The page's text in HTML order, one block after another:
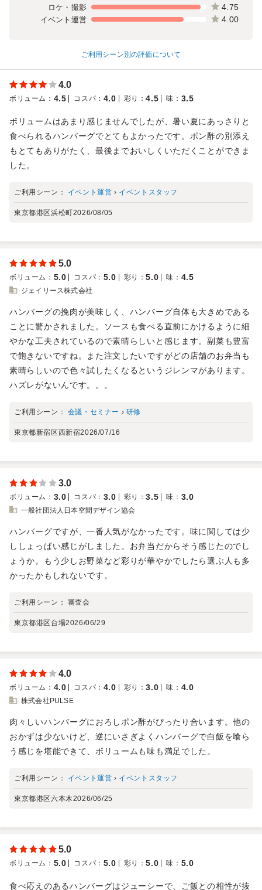
ロケ・撮影 4.75
イベント運営 4.00
ご利用シーン別の評価について
4.0
ボリューム ： 4.5 コスパ ： 4.0 彩り ：4.5 味 ： 3.5
ボリュームはあまり感じませんでしたが、暑い夏にあっさりと
食べられるハンバーグでとてもよかったです。ポン酢の別添え
もとてもありがたく、最後までおいしくいただくことができま
した。
ご利用シーン： イベント運営 › イベントスタッフ
東京都港区浜松町2026/08/05
5.0
ボリューム ： 5.0 コスパ ： 5.0 彩り ：5.0 味 ： 4.5
ジェイリース株式会社
ハンバーグの挽肉が美味しく、ハンバーグ自体も大きめである
ことに驚かされました。ソースも食べる直前にかけるように細
やかな工夫されているので素晴らしいと感じます。副菜も豊富
で飽きないですね。また注文したいですがどの店舗のお弁当も
素晴らしいので色々試したくなるというジレンマがあります。
ハズレがないんです。。。
ご利用シーン： 会議・セミナー › 研修
東京都新宿区西新宿2026/07/16
3.0
ボリューム ： 3.0 コスパ ： 3.0 彩り ：3.5 味 ： 3.0
一般社団法人日本空間デザイン協会
ハンバーグですが、一番人気がなかったです。味に関しては少
ししょっぱい感じがしました。お弁当だからそう感じたのでし
ょうか。もう少しお野菜など彩りが華やかでしたら選ぶ人も多
かったかもしれないです。
ご利用シーン： 審査会
東京都港区台場2026/06/29
4.0
ボリューム ： 4.0 コスパ ： 4.0 彩り ：3.0 味 ： 4.0
株式会社PULSE
肉々しいハンバーグにおろしポン酢がぴったり合います。他の
おかずは少ないけど、逆にいさぎよくハンバーグで白飯を喰ら
う感じを堪能できて、ボリュームも味も満足でした。
ご利用シーン： イベント運営 › イベントスタッフ
東京都港区六本木2026/06/25
5.0
ボリューム ： 5.0 コスパ ： 5.0 彩り ：5.0 味 ： 5.0
食べ応えのあるハンバーグはジューシーで、ご飯との相性が抜